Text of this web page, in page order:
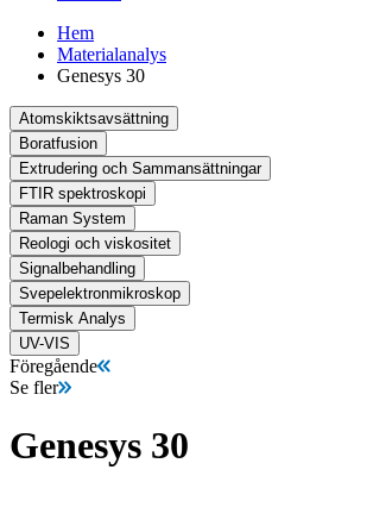
Hem
Materialanalys
Genesys 30
Atomskiktsavsättning
Boratfusion
Extrudering och Sammansättningar
FTIR spektroskopi
Raman System
Reologi och viskositet
Signalbehandling
Svepelektronmikroskop
Termisk Analys
UV-VIS
Föregående
Se fler
Genesys 30